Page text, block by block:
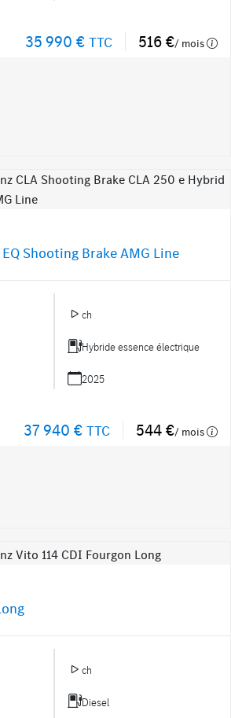
35 990 € TTC 516 €/ mois
Shooting Brake AMG Line
ch
Hybride essence électrique
2025
37 940 € TTC 544 €/ mois
ch
Diesel